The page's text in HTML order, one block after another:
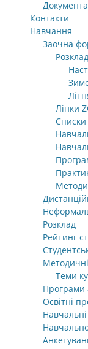
Контакти
Навчання
Заочна
Розклад
Лінки
Списки
Розклад
Рейтинг
Теми
Програми
Освітні